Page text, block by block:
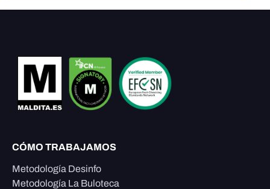
CÓMO TRABAJAMOS
Metodología Desinfo
Metodología La Buloteca